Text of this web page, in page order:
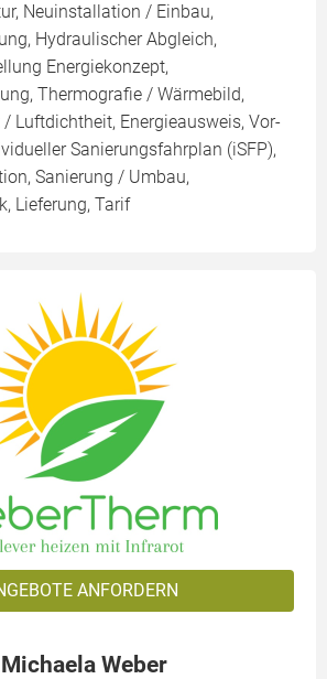
Neuinstallation / Einbau,
Hydraulischer Abgleich,
Energiekonzept,
Thermografie / Wärmebild,
/ Luftdichtheit, Energieausweis, Vor-
Sanierungsfahrplan (iSFP),
Sanierung / Umbau,
Lieferung, Tarif
ANFORDERN
Weber